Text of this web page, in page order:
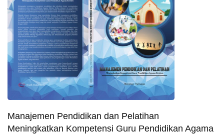
Manajemen Pendidikan dan Pelatihan
Meningkatkan Kompetensi Guru Pendidikan Agama